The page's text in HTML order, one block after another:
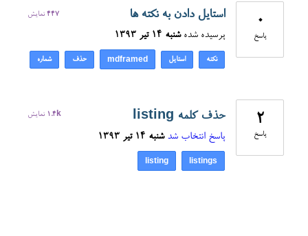
0
پاسخ
447 نمایش استایل دادن به نکته ها
پرسیده شده شنبه ۱۴ تیر ۱۳۹۳
نکته استایل ‎mdframed حذف شماره
2
پاسخ
1.4k نمایش حذف کلمه listing
پاسخ انتخاب شد شنبه ۱۴ تیر ۱۳۹۳
listings
listing